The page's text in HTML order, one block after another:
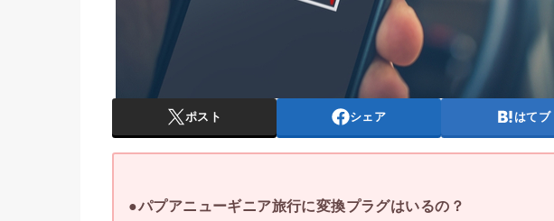
ポスト シェア はてブ
●パプアニューギニア旅行に変換プラグはいるの？